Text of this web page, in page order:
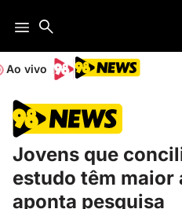
Ao vivo
Jovens que
estudo têm maior
aponta pesquisa